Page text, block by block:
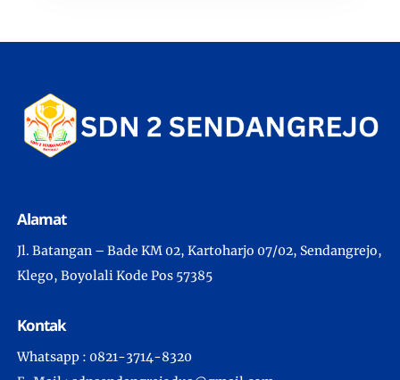
Alamat
Jl. Batangan – Bade KM 02, Kartoharjo 07/02, Sendangrejo,
Klego, Boyolali Kode Pos 57385
Kontak
Whatsapp : 0821-3714-8320